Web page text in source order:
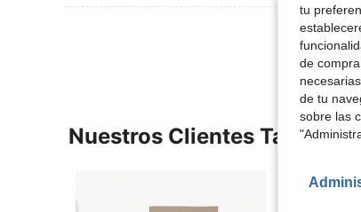
Ver
Nuestros Clientes También
tu
de
de tu
sobre las